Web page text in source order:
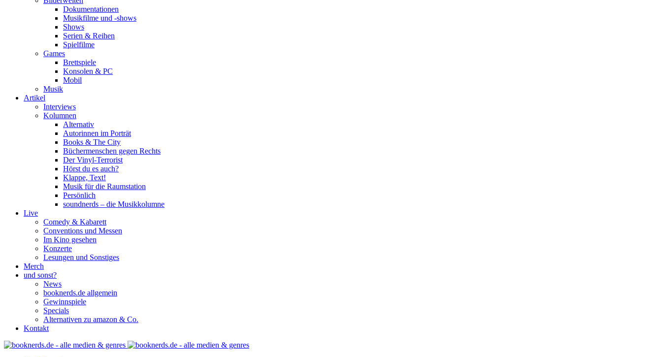
Dokumentationen
Musikfilme und -shows
Shows
Serien & Reihen
Spielfilme
Games
Brettspiele
Konsolen & PC
Mobil
Musik
Artikel
Interviews
Kolumnen
Alternativ
Autorinnen im Porträt
Books & The City
Büchermenschen gegen Rechts
Der Vinyl-Terrorist
Hörst du es auch?
Klappe, Text!
Musik für die Raumstation
Persönlich
soundnerds – die Musikkolumne
Live
Comedy & Kabarett
Conventions und Messen
Im Kino gesehen
Konzerte
Lesungen und Sonstiges
Merch
und sonst?
News
booknerds.de allgemein
Gewinnspiele
Specials
Alternativen zu amazon & Co.
Kontakt